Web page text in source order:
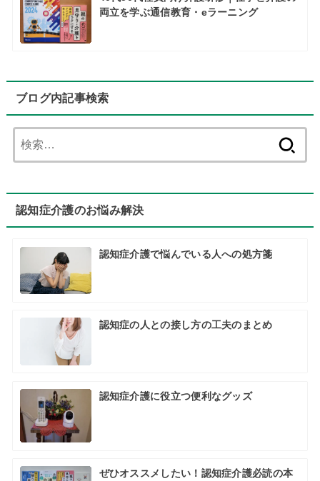
両立を学ぶ通信教育・eラーニング
ブログ内記事検索
索:
認知症介護のお悩み解決
認知症介護で悩んでいる人への処方箋
認知症の人との接し方の工夫のまとめ
認知症介護に役立つ便利なグッズ
ぜひオススメしたい！認知症介護必読の本